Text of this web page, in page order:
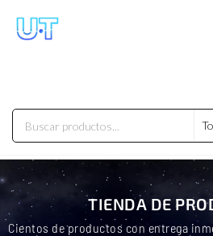
TIENDA DE
Cientos de productos con entrega